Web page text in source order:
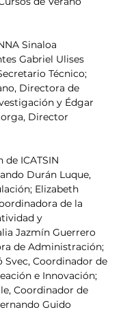
Sinaloa
Gabriel Ulises
Técnico;
Directora de
y Édgar
Director
de ICATSIN
Durán Luque,
Elizabeth
de la
y
Jazmín Guerrero
de Administración;
Svec, Coordinador de
e Innovación;
Coordinador de
Guido